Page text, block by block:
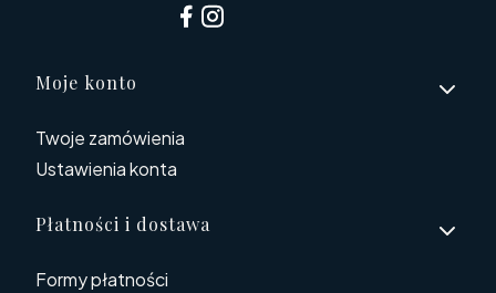
Linki w stopce
Moje konto
Twoje zamówienia
Ustawienia konta
Płatności i dostawa
Formy płatności